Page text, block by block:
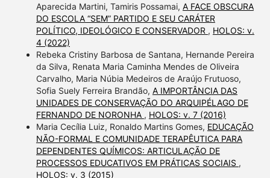
Aparecida Martini, Tamiris Possamai, A FACE OBSCURA
DO ESCOLA “SEM” PARTIDO E SEU CARÁTER
POLÍTICO, IDEOLÓGICO E CONSERVADOR , HOLOS: v.
4 (2022)
Rebeka Cristiny Barbosa de Santana, Hernande Pereira
da Silva, Renata Maria Caminha Mendes de Oliveira
Carvalho, Maria Núbia Medeiros de Araújo Frutuoso,
Sofia Suely Ferreira Brandão, A IMPORTÂNCIA DAS
UNIDADES DE CONSERVAÇÃO DO ARQUIPÉLAGO DE
FERNANDO DE NORONHA , HOLOS: v. 7 (2016)
Maria Cecília Luiz, Ronaldo Martins Gomes, EDUCAÇÃO
NÃO-FORMAL E COMUNIDADE TERAPÊUTICA PARA
DEPENDENTES QUÍMICOS: ARTICULAÇÃO DE
PROCESSOS EDUCATIVOS EM PRÁTICAS SOCIAIS ,
HOLOS: v. 3 (2015)